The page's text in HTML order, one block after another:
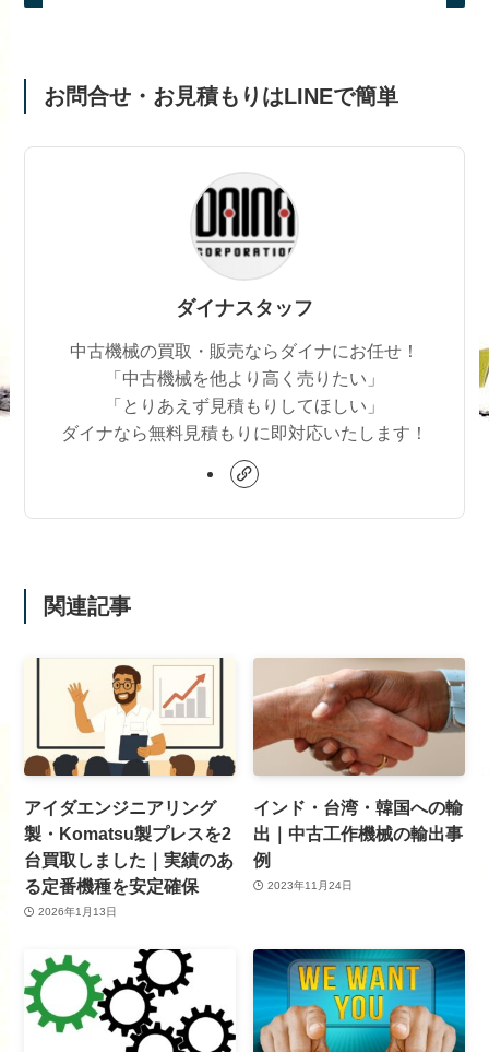
お問合せ・お見積もりはLINEで簡単
ダイナスタッフ
中古機械の買取・販売ならダイナにお任せ！
「中古機械を他より高く売りたい」
「とりあえず見積もりしてほしい」
ダイナなら無料見積もりに即対応いたします！
関連記事
アイダエンジニアリング
製・Komatsu製プレスを2
台買取しました｜実績のあ
る定番機種を安定確保
2026年1月13日
インド・台湾・韓国への輸
出｜中古工作機械の輸出事
例
2023年11月24日